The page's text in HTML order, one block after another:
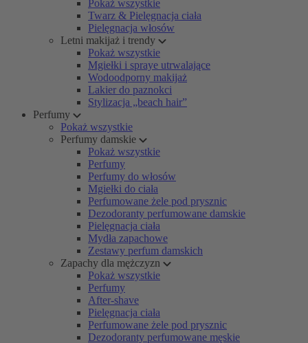
Pokaż wszystkie
Twarz & Pielęgnacja ciała
Pielęgnacja włosów
Letni makijaż i trendy
Pokaż wszystkie
Mgiełki i spraye utrwalające
Wodoodporny makijaż
Lakier do paznokci
Stylizacja „beach hair”
Perfumy
Pokaż wszystkie
Perfumy damskie
Pokaż wszystkie
Perfumy
Perfumy do włosów
Mgiełki do ciała
Perfumowane żele pod prysznic
Dezodoranty perfumowane damskie
Pielęgnacja ciała
Mydła zapachowe
Zestawy perfum damskich
Zapachy dla mężczyzn
Pokaż wszystkie
Perfumy
After-shave
Pielęgnacja ciała
Perfumowane żele pod prysznic
Dezodoranty perfumowane męskie